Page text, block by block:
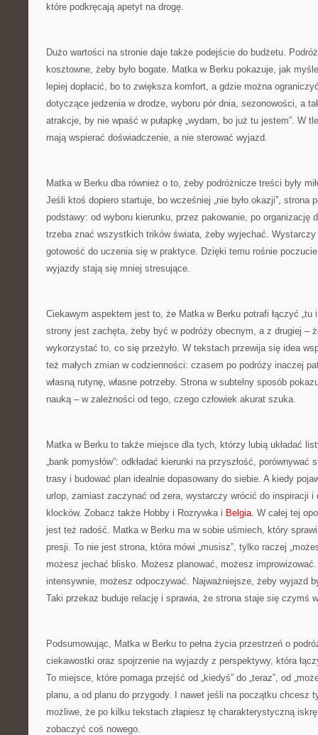
które podkręcają apetyt na drogę.
Dużo wartości na stronie daje także podejście do budżetu.
kosztowne, żeby było bogate. Matka w Berku pokazuje, jak
lepiej dopłacić, bo to zwiększa komfort, a gdzie można
dotyczące jedzenia w drodze, wyboru pór dnia, sezonowości, a
atrakcje, by nie wpaść w pułapkę „wydam, bo już tu jestem”. W
mają wspierać doświadczenie, a nie sterować wyjazd.
Matka w Berku dba również o to, żeby podróżnicze treści były
Jeśli ktoś dopiero startuje, bo wcześniej „nie było okazji”, strona
podstawy: od wyboru kierunku, przez pakowanie, po organizację
trzeba znać wszystkich trików świata, żeby wyjechać.
gotowość do uczenia się w praktyce. Dzięki temu rośnie
wyjazdy stają się mniej stresujące.
Ciekawym aspektem jest to, że Matka w Berku potrafi łączyć „tu i
strony jest zachęta, żeby być w podróży obecnym, a z drugiej –
wykorzystać to, co się przeżyło. W tekstach przewija się idea
też małych zmian w codzienności: czasem po podróży inaczej
własną rutynę, własne potrzeby. Strona w subtelny sposób
nauką – w zależności od tego, czego człowiek akurat szuka.
Matka w Berku to także miejsce dla tych, którzy lubią układać
„bank pomysłów”: odkładać kierunki na przyszłość, porównywać
trasy i budować plan idealnie dopasowany do siebie. A kiedy
urlop, zamiast zaczynać od zera, wystarczy wrócić do inspiracji i
klocków. Zobacz także Hobby i Rozrywka i Belgia. W całej tej
jest też radość. Matka w Berku ma w sobie uśmiech, który
presji. To nie jest strona, która mówi „musisz”, tylko raczej
możesz jechać blisko. Możesz planować, możesz
intensywnie, możesz odpoczywać. Najważniejsze, żeby wyjazd
Taki przekaz buduje relację i sprawia, że strona staje się czymś
Podsumowując, Matka w Berku to pełna życia przestrzeń o
ciekawostki oraz spojrzenie na wyjazdy z perspektywy, która
To miejsce, które pomaga przejść od „kiedyś” do „teraz”, od
planu, a od planu do przygody. I nawet jeśli na początku chcesz
możliwe, że po kilku tekstach złapiesz tę charakterystyczną
zobaczyć coś nowego.